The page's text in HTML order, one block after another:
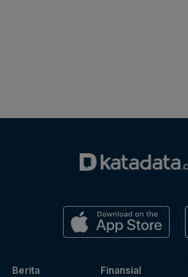
Berita
Finansial